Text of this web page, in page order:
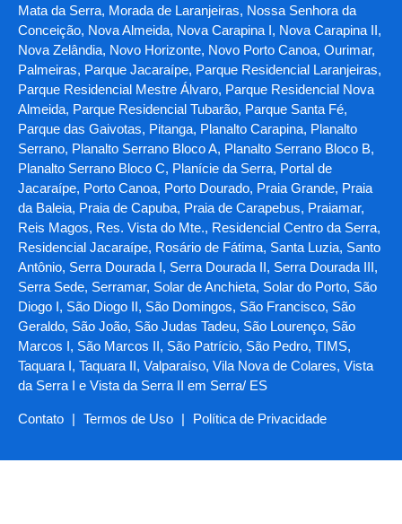
Mata da Serra, Morada de Laranjeiras, Nossa Senhora da
Conceição, Nova Almeida, Nova Carapina I, Nova Carapina II,
Nova Zelândia, Novo Horizonte, Novo Porto Canoa, Ourimar,
Palmeiras, Parque Jacaraípe, Parque Residencial Laranjeiras,
Parque Residencial Mestre Álvaro, Parque Residencial Nova
Almeida, Parque Residencial Tubarão, Parque Santa Fé,
Parque das Gaivotas, Pitanga, Planalto Carapina, Planalto
Serrano, Planalto Serrano Bloco A, Planalto Serrano Bloco B,
Planalto Serrano Bloco C, Planície da Serra, Portal de
Jacaraípe, Porto Canoa, Porto Dourado, Praia Grande, Praia
da Baleia, Praia de Capuba, Praia de Carapebus, Praiamar,
Reis Magos, Res. Vista do Mte., Residencial Centro da Serra,
Residencial Jacaraípe, Rosário de Fátima, Santa Luzia, Santo
Antônio, Serra Dourada I, Serra Dourada II, Serra Dourada III,
Serra Sede, Serramar, Solar de Anchieta, Solar do Porto, São
Diogo I, São Diogo II, São Domingos, São Francisco, São
Geraldo, São João, São Judas Tadeu, São Lourenço, São
Marcos I, São Marcos II, São Patrício, São Pedro, TIMS,
Taquara I, Taquara II, Valparaíso, Vila Nova de Colares, Vista
da Serra I e Vista da Serra II em Serra/ ES
Contato | Termos de Uso | Política de Privacidade